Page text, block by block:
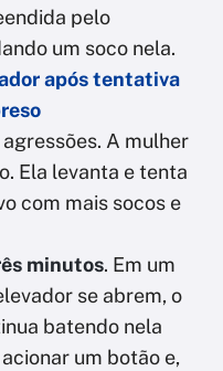
pelo
um soco nela.
após tentativa
A mulher
Ela levanta e tenta
com mais socos e
minutos. Em um
se abrem, o
batendo nela
um botão e,